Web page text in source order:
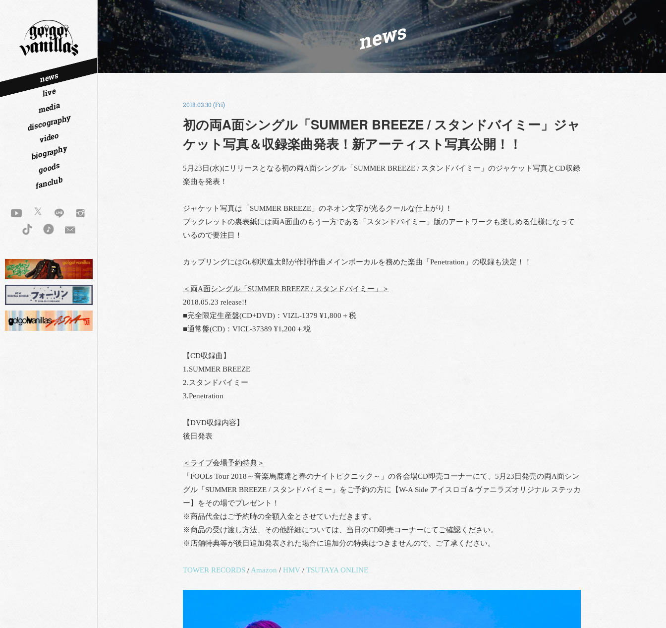
news
live
media
discography
video
biography
goods
fanclub
news
2018.03.30 (Fri)
初の両A面シングル「SUMMER BREEZE / スタンドバイミー」ジャ
ケット写真＆収録楽曲発表！新アーティスト写真公開！！
5月23日(水)にリリースとなる初の両A面シングル「SUMMER BREEZE / スタンドバイミー」のジャケット写真とCD収録
楽曲を発表！
ジャケット写真は「SUMMER BREEZE」のネオン文字が光るクールな仕上がり！
ブックレットの裏表紙には両A面曲のもう一方である「スタンドバイミー」版のアートワークも楽しめる仕様になって
いるので要注目！
カップリングにはGt.柳沢進太郎が作詞作曲メインボーカルを務めた楽曲「Penetration」の収録も決定！！
＜両A面シングル「SUMMER BREEZE / スタンドバイミー」＞
2018.05.23 release!!
■完全限定生産盤(CD+DVD)：VIZL-1379 ¥1,800＋税
■通常盤(CD)：VICL-37389 ¥1,200＋税
【CD収録曲】
1.SUMMER BREEZE
2.スタンドバイミー
3.Penetration
【DVD収録内容】
後日発表
＜ライブ会場予約特典＞
「FOOLs Tour 2018～音楽馬鹿達と春のナイトピクニック～」の各会場CD即売コーナーにて、5月23日発売の両A面シン
グル「SUMMER BREEZE / スタンドバイミー」をご予約の方に【W-A Side アイスロゴ＆ヴァニラズオリジナル ステッカ
ー】をその場でプレゼント！
※商品代金はご予約時の全額入金とさせていただきます。
※商品の受け渡し方法、その他詳細については、当日のCD即売コーナーにてご確認ください。
※店舗特典等が後日追加発表された場合に追加分の特典はつきませんので、ご了承ください。
TOWER RECORDS/ Amazon / HMV/ TSUTAYA ONLINE